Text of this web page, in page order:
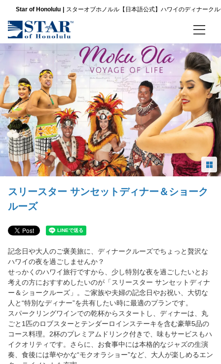
Star of Honolulu スターオブホノルル【日本語公式】ハワイのディナーク
ホーム
ディナークルーズ
パシフィックスターサンセットビュッフェ ＆ ショークルーズ
スリースター サンセットディナー＆ショークルーズ
ノバ ファイブスター サンセット ディナー ＆ ジャズクルーズ
金曜限定 パシフィックスター サンセットビュッフェ＆ショークルーズ
金曜限定 スリースター サンセットディナー＆ショークルーズ
ホリデークルーズ
ホリデークルーズ
インディペンデンスデイクルーズ
大晦日ミッドナイトクルーズ
バレンタインデークルーズ
スリースター サンセットディナー＆ショーク
ルーズ
記念日や大人のご褒美旅に、ディナークルーズでちょっと贅沢な
ハワイの夜を過ごしませんか？
せっかくのハワイ旅行ですから、少し特別な夜を過ごしたいとお
考えの方におすすめしたいのが「スリースター サンセットディナ
ー＆ショークルーズ」。ご家族や夫婦の記念日やお祝い、大切な
人と“特別なディナー”を共有したい時に最適のプランです。
スパークリングワインでの乾杯からスタートし、ディナーは、丸
ごと1匹のロブスターとテンダーロインステーキを含む豪華5品の
コース料理。2杯のプレミアムドリンク付きで、味もサービスもハ
イクオリティです。さらに、お食事中には本格的なジャズの生演
奏、食後には華やかな“モクオラショー”など、大人が楽しめるエン